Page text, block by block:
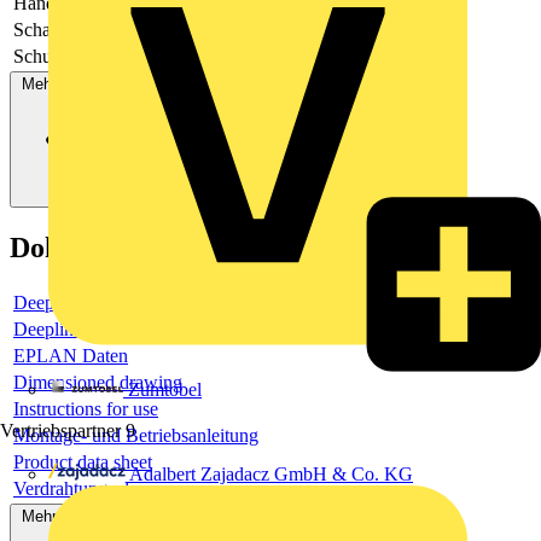
Zumtobel
Vertriebspartner 9
Adalbert Zajadacz GmbH & Co. KG
Schaltspannung
Schutzart (IP)
Mehr anzeigen
Dokumente
Deeplink product page
Deeplink REACH
EPLAN Daten
Dimensioned drawing
Instructions for use
Montage- und Betriebsanleitung
Product data sheet
Verdrahtungsplan
Mehr anzeigen